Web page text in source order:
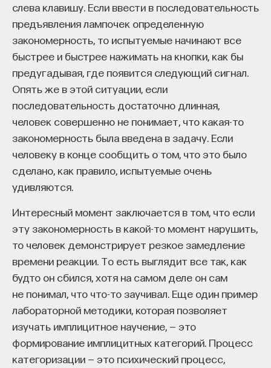
слева клавишу. Если ввести в последовательность
предъявления лампочек определенную
закономерность, то испытуемые начинают все
быстрее и быстрее нажимать на кнопки, как бы
предугадывая, где появится следующий сигнал.
Опять же в этой ситуации, если
последовательность достаточно длинная,
человек совершенно не понимает, что какая-то
закономерность была введена в задачу. Если
человеку в конце сообщить о том, что это было
сделано, как правило, испытуемые очень
удивляются.
Интересный момент заключается в том, что если
эту закономерность в какой-то момент нарушить,
то человек демонстрирует резкое замедление
времени реакции. То есть выглядит все так, как
будто он сбился, хотя на самом деле он сам
не понимал, что что-то заучивал. Еще один пример
лабораторной методики, которая позволяет
изучать имплицитное научение, — это
формирование имплицитных категорий. Процесс
категоризации — это психический процесс,
ПАРТНЁР ПРОЕКТА
Что такое партнёрский материал?
Внеси свой вклад в дело
просвещения!
ПОДДЕРЖАТЬ ПОСТНАУКУ